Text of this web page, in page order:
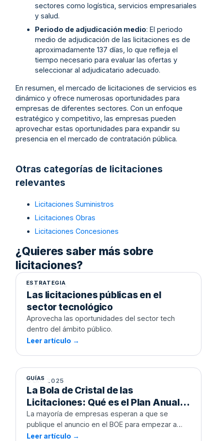
sectores como logística, servicios empresariales
y salud.
Periodo de adjudicación medio: El periodo
medio de adjudicación de las licitaciones es de
aproximadamente 137 días, lo que refleja el
tiempo necesario para evaluar las ofertas y
seleccionar al adjudicatario adecuado.
En resumen, el mercado de licitaciones de servicios es
dinámico y ofrece numerosas oportunidades para
empresas de diferentes sectores. Con un enfoque
estratégico y competitivo, las empresas pueden
aprovechar estas oportunidades para expandir su
presencia en el mercado de contratación pública.
Otras categorías de licitaciones
relevantes
Licitaciones Suministros
Licitaciones Obras
Licitaciones Concesiones
¿Quieres saber más sobre
licitaciones?
ESTRATEGIA
Las licitaciones públicas en el sector
tecnológico
9 MAR 2024
Las licitaciones públicas en el
sector tecnológico
Aprovecha las oportunidades del sector tech
dentro del ámbito público.
Leer artículo →
GUÍAS
La Bola de Cristal de las
Licitaciones: Qué es el Plan Anual de
Contratación y cómo usarlo para
ganar en 2026
5 DIC 2025
La Bola de Cristal de las
Licitaciones: Qué es el Plan Anual
de Contratación y cómo usarlo para
ganar en 2026
La mayoría de empresas esperan a que se
publique el anuncio en el BOE para empezar a
trabajar. Tú puedes saberlo meses antes. Te
Leer artículo →